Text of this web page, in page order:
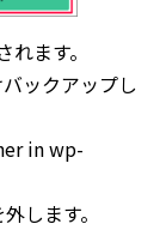
ます。
ックアップし
in wp-
します。